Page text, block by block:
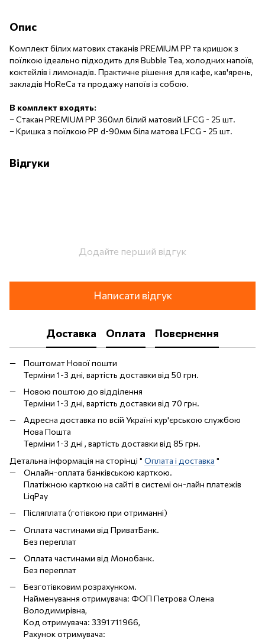
Опис
Комплект білих матових стаканів PREMIUM PP та кришок з
поїлкою ідеально підходить для Bubble Tea, холодних напоїв,
коктейлів і лимонадів. Практичне рішення для кафе, кав'ярень,
закладів HoReCa та продажу напоїв із собою.
В комплект входять:
–Стакан PREMIUM PP 360мл білий матовий LFCG - 25 шт.
–Кришка з поїлкою PP d-90мм біла матова LFCG - 25 шт.
Відгуки
Додайте перший відгук
Написати відгук
Доставка Оплата Повернення
Поштомат Нової пошти
Терміни 1-3 дні, вартість доставки від 50 грн.
Новою поштою до відділення
Терміни 1-3 дні, вартість доставки від 70 грн.
Адресна доставка по всій Україні кур'єрською службою
Нова Пошта
Терміни 1-3 дні , вартість доставки від 85 грн.
Детальна інформація на сторінці " Оплата і доставка "
Онлайн-оплата банківською карткою.
Платіжною карткою на сайті в системі он-лайн платежів
LiqPay
Післяплата (готівкою при отриманні)
Оплата частинами від ПриватБанк.
Без переплат
Оплата частинами від Монобанк.
Без переплат
Безготівковим розрахунком.
Найменування отримувача: ФОП Петрова Олена
Володимирівна,
Код отримувача: 3391711966,
Рахунок отримувача: